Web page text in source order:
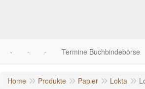
- - - Termine Buchbindebörse
Home Produkte Papier Lokta